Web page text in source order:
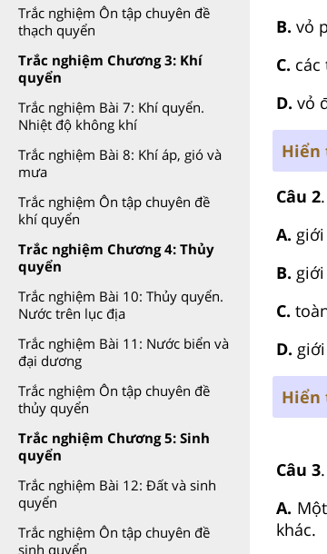
Trắc nghiệm Ôn tập chuyên đề
thạch quyển
Trắc nghiệm Chương 3: Khí
quyển
Trắc nghiệm Bài 7: Khí quyển.
Nhiệt độ không khí
Trắc nghiệm Bài 8: Khí áp, gió và
mưa
Trắc nghiệm Ôn tập chuyên đề
khí quyển
Trắc nghiệm Chương 4: Thủy
quyển
Trắc nghiệm Bài 10: Thủy quyển.
Nước trên lục địa
Trắc nghiệm Bài 11: Nước biển và
đại dương
Trắc nghiệm Ôn tập chuyên đề
thủy quyển
Trắc nghiệm Chương 5: Sinh
quyển
Trắc nghiệm Bài 12: Đất và sinh
quyển
Trắc nghiệm Ôn tập chuyên đề
sinh quyển
B. vỏ
C. các
D. vỏ
Hiển
Câu 2
A.
B.
C.
D.
Hiển
Câu 3
A.
khác.